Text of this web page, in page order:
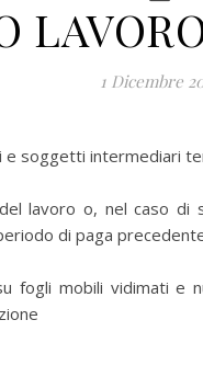
1 Dicembre
soggetti intermediari
lavoro o, nel caso
di paga
fogli mobili vidimati